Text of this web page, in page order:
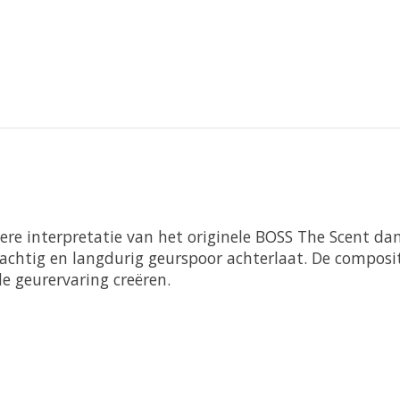
interpretatie van het originele BOSS The Scent
en langdurig geurspoor achterlaat. De
geurervaring creëren.